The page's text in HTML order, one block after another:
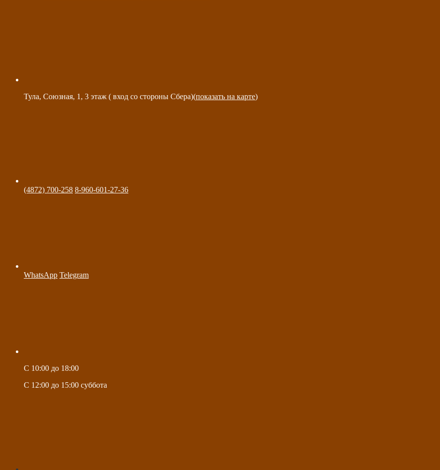
Тула, Союзная, 1, 3 этаж ( вход со стороны Сбера)(показать на карте)
(4872) 700-258 8-960-601-27-36
WhatsApp Telegram
C 10:00 до 18:00
C 12:00 до 15:00 суббота